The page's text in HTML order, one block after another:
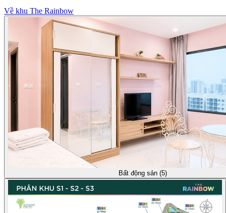
Về khu The Rainbow
Bất động sản (5)